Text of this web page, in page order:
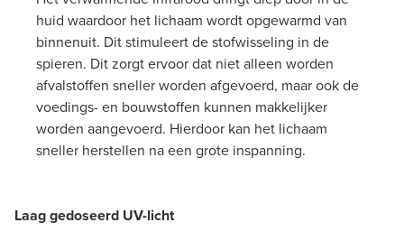
huid waardoor het lichaam wordt opgewarmd van
binnenuit. Dit stimuleert de stofwisseling in de
spieren. Dit zorgt ervoor dat niet alleen worden
afvalstoffen sneller worden afgevoerd, maar ook de
voedings- en bouwstoffen kunnen makkelijker
worden aangevoerd. Hierdoor kan het lichaam
sneller herstellen na een grote inspanning.
Laag gedoseerd UV-licht